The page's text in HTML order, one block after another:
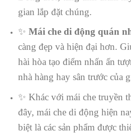
gian lắp đặt chúng.
✨ Mái che di động quán
càng đẹp và hiện đại hơn.
hài hòa tạo điểm nhấn ấn
nhà hàng hay sân trước của
✨ Khác với mái che truyền
đây, mái che di động hiện
biệt là các sản phẩm được